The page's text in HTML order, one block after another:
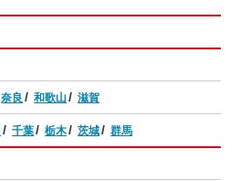
奈良 和歌山 滋賀
千葉 栃木 茨城 群馬